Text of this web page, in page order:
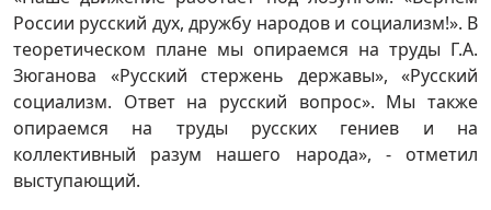
России русский дух, дружбу народов и социализм!». В
теоретическом плане мы опираемся на труды Г.А.
Зюганова «Русский стержень державы», «Русский
социализм. Ответ на русский вопрос». Мы также
опираемся на труды русских гениев и на
коллективный разум нашего народа», - отметил
выступающий.